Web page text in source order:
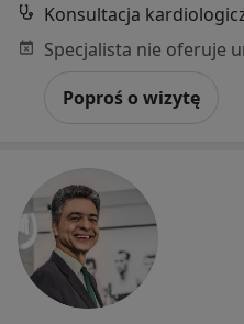
Konsultacja
Poproś o wizytę